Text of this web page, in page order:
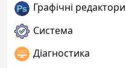
Графічні редактори
Система
Діагностика